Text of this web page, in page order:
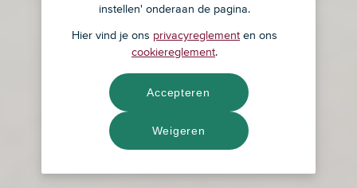
instellen' onderaan de pagina.
Hier vind je ons privacyreglement en ons
cookiereglement.
Weigeren
Accepteren